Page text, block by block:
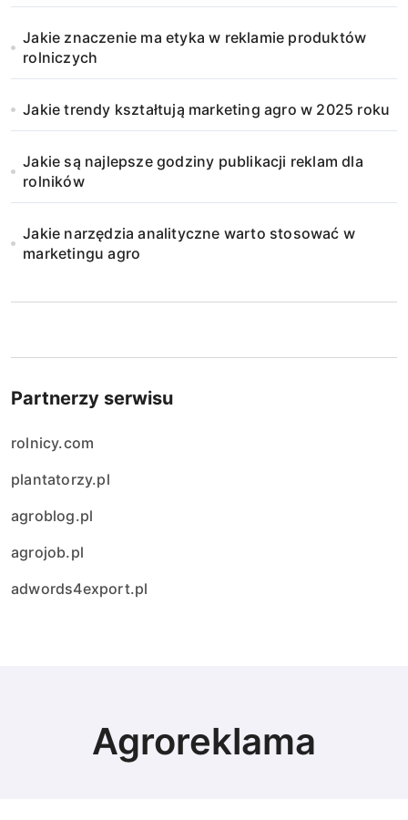
Jakie znaczenie ma etyka w reklamie produktów
rolniczych
Jakie trendy kształtują marketing agro w 2025 roku
Jakie są najlepsze godziny publikacji reklam dla
rolników
Jakie narzędzia analityczne warto stosować w
marketingu agro
Partnerzy serwisu
rolnicy.com
plantatorzy.pl
agroblog.pl
agrojob.pl
adwords4export.pl
Agroreklama